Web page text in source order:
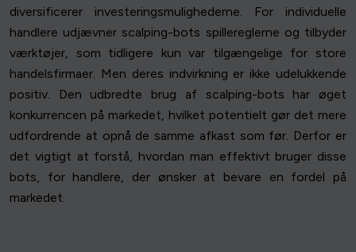
diversificerer investeringsmulighederne. For individuelle
handlere udjævner scalping-bots spillereglerne og tilbyder
værktøjer, som tidligere kun var tilgængelige for store
handelsfirmaer. Men deres indvirkning er ikke udelukkende
positiv. Den udbredte brug af scalping-bots har øget
konkurrencen på markedet, hvilket potentielt gør det mere
udfordrende at opnå de samme afkast som før. Derfor er
det vigtigt at forstå, hvordan man effektivt bruger disse
bots, for handlere, der ønsker at bevare en fordel på
markedet.